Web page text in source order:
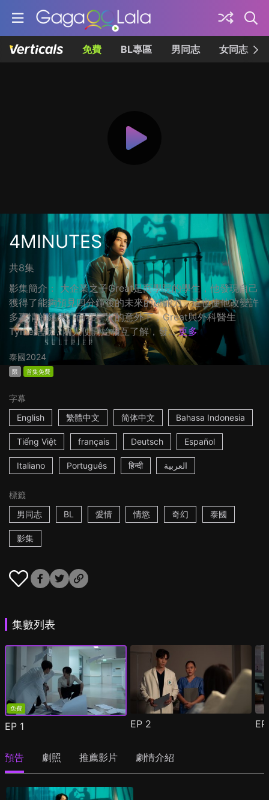
免費 BL專區 男同志 女同志
4MINUTES
共8集
影集簡介： 大企業之子Great是商學院的學生，他發現自己
獲得了能夠預見四分鐘後的未來的超能力，這也使他改變許
多事情的結果。而在一次的意外下，Great與外科醫生
Tyme結識，兩人便開始相互了解，發... 更多
泰國2024
限 首集免費
字幕
English
繁體中文 简体中文 Bahasa Indonesia
Tiếng Việt français Deutsch Español
Italiano Português हिन्दी العربية
標籤
男同志
BL 愛情 情慾 奇幻 泰國
影集
集數列表
免費
EP 1 EP 2
預告 劇照 推薦影片 劇情介紹